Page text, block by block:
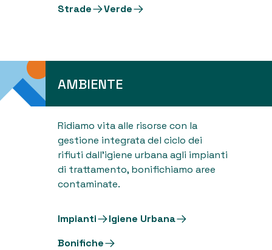
Strade Verde
AMBIENTE
Ridiamo vita alle risorse con la
gestione integrata del ciclo dei
rifiuti dall'igiene urbana agli impianti
di trattamento, bonifichiamo aree
contaminate.
Impianti
Igiene Urbana
Bonifiche